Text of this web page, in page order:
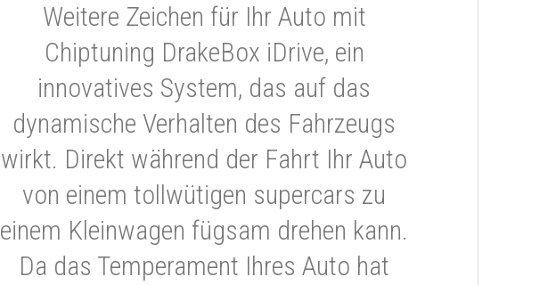
Weitere Zeichen für Ihr Auto mit
Chiptuning DrakeBox iDrive, ein
innovatives System, das auf das
dynamische Verhalten des Fahrzeugs
wirkt. Direkt während der Fahrt Ihr Auto
von einem tollwütigen supercars zu
einem Kleinwagen fügsam drehen kann.
Da das Temperament Ihres Auto hat